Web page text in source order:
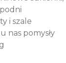
i szale
nas pomysły